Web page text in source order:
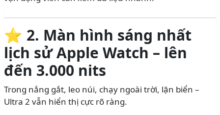
⭐ 2. Màn hình sáng nhất
lịch sử Apple Watch – lên
đến 3.000 nits
Trong nắng gắt, leo núi, chạy ngoài trời, lặn biển –
Ultra 2 vẫn hiển thị cực rõ ràng.